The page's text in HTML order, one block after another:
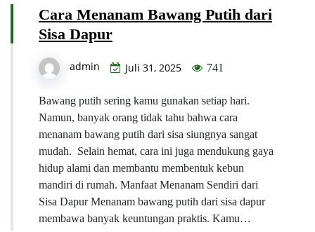
Cara Menanam Bawang Putih dari
Sisa Dapur
admin Juli 31, 2025 741
Bawang putih sering kamu gunakan setiap hari.
Namun, banyak orang tidak tahu bahwa cara
menanam bawang putih dari sisa siungnya sangat
mudah. Selain hemat, cara ini juga mendukung gaya
hidup alami dan membantu membentuk kebun
mandiri di rumah. Manfaat Menanam Sendiri dari
Sisa Dapur Menanam bawang putih dari sisa dapur
membawa banyak keuntungan praktis. Kamu…